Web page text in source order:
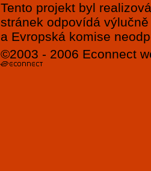
Tento projekt byl
stránek odpovídá
a Evropská komise
©2003 - 2006 Econnect